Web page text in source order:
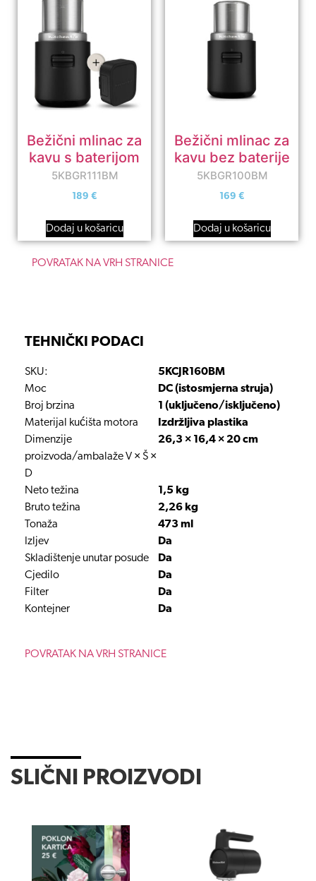
Bežični mlinac za
kavu s baterijom
5KBGR111BM
189 €
Dodaj u košaricu
Bežični mlinac za
kavu bez baterije
5KBGR100BM
169 €
Dodaj u košaricu
POVRATAK NA VRH STRANICE
TEHNIČKI PODACI
SKU:
5KCJR160BM
Moc
DC (istosmjerna struja)
Broj brzina
1 (uključeno/isključeno)
Materijal kućišta motora
Izdržljiva plastika
Dimenzije
proizvoda/ambalaže V × Š ×
D
26,3 × 16,4 × 20 cm
Neto težina
1,5 kg
Bruto težina
2,26 kg
Tonaža
473 ml
Izljev
Da
Skladištenje unutar posude
Da
Cjedilo
Da
Filter
Da
Kontejner
Da
POVRATAK NA VRH STRANICE
SLIČNI PROIZVODI